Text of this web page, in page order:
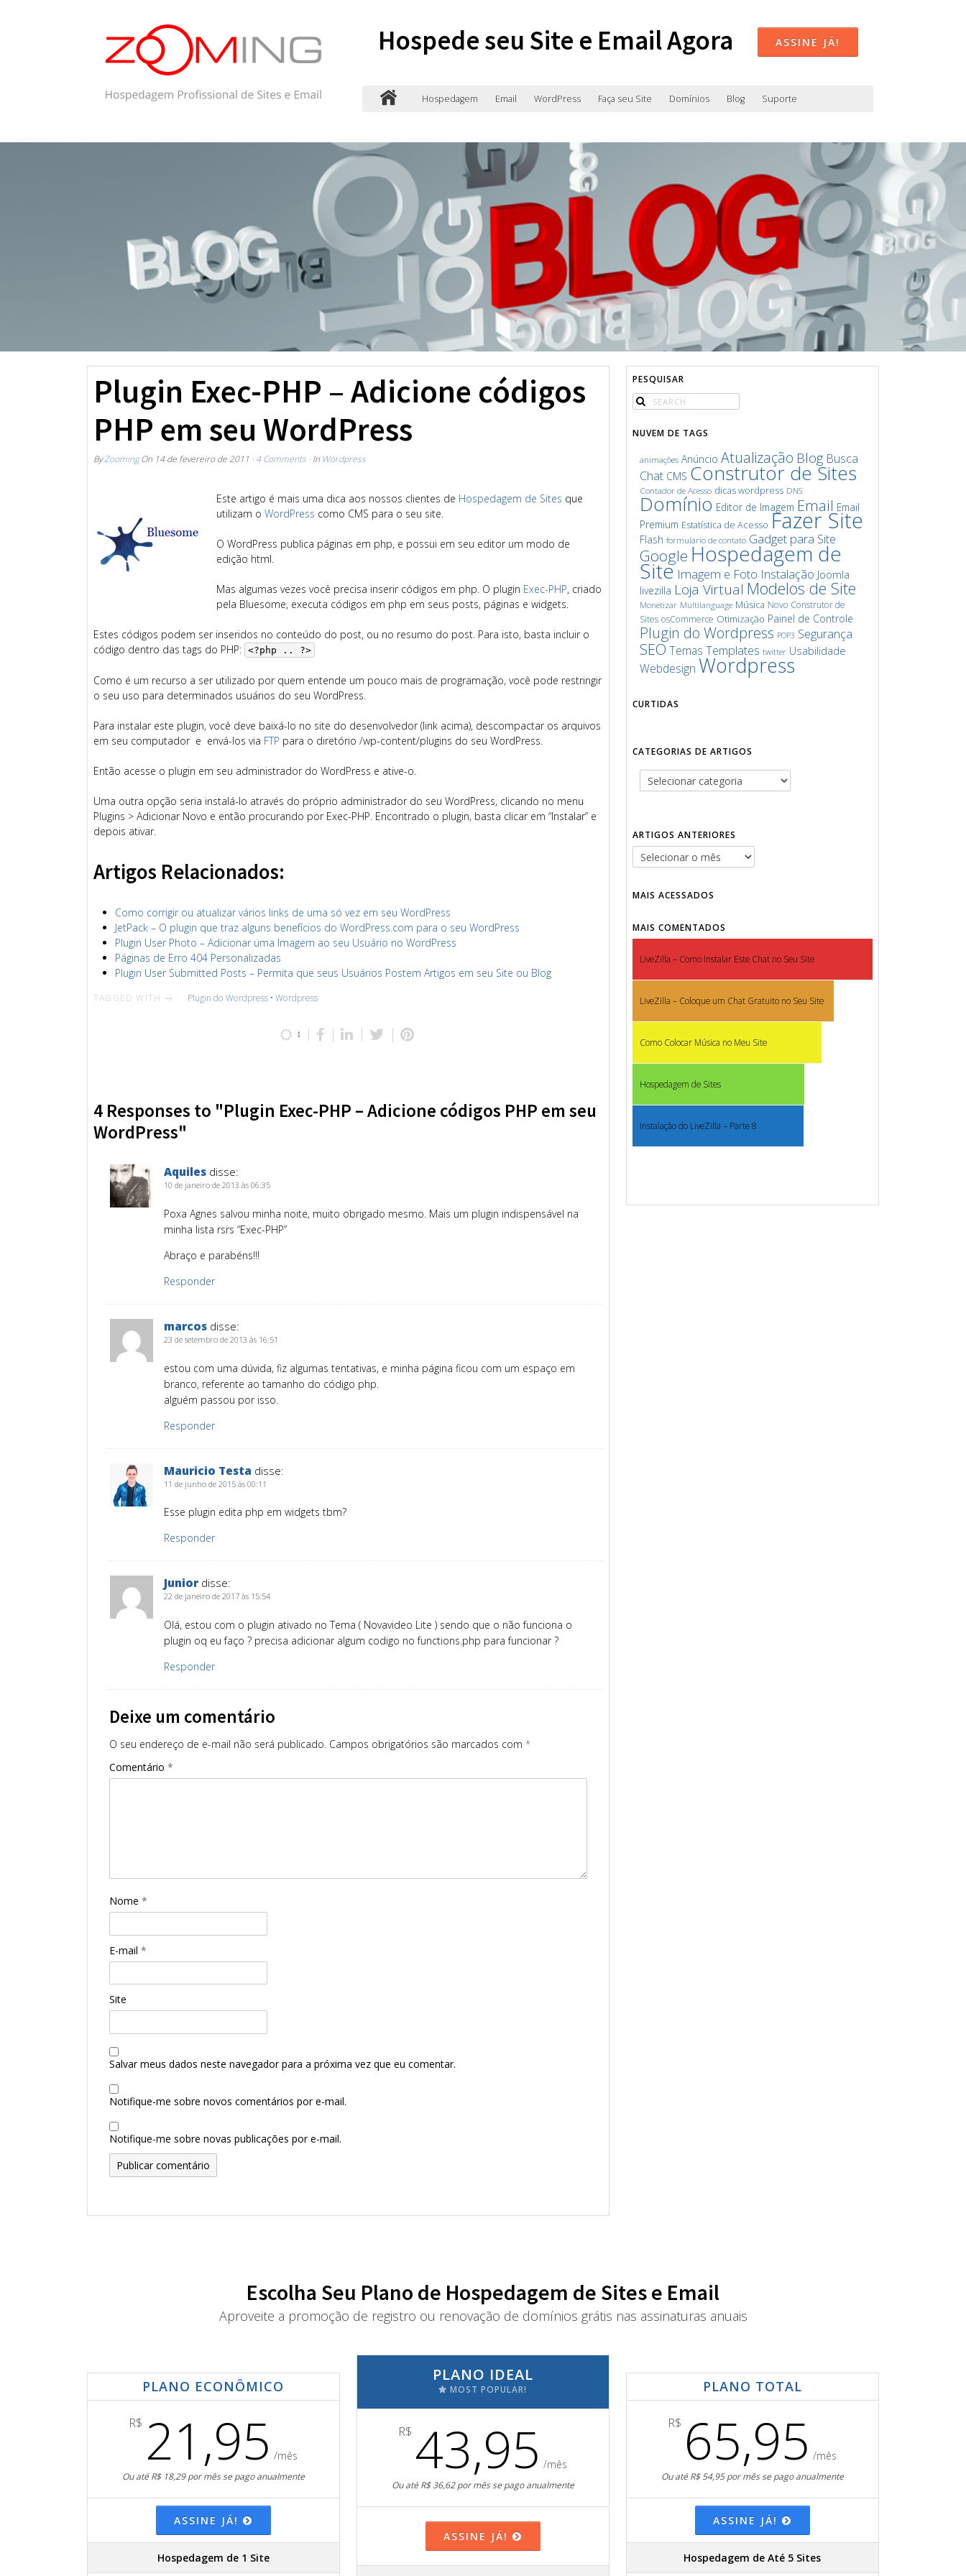
Hospede seu Site e Email Agora ASSINE JÁ!
Hospedagem Email WordPress Faça seu Site Domínios Blog Suporte
Plugin Exec-PHP – Adicione códigos
PHP em seu WordPress
ByZoomingOn 14 de fevereiro de 2011 · 4 Comments · In Wordpress
Este artigo é mais uma dica aos nossos clientes de Hospedagem de Sites que
utilizam o WordPress como CMS para o seu site.
O WordPress publica páginas em php, e possui em seu editor um modo de
edição html.
Mas algumas vezes você precisa inserir códigos em php. O plugin Exec-PHP, criado
pela Bluesome, executa códigos em php em seus posts, páginas e widgets.
Estes códigos podem ser inseridos no conteúdo do post, ou no resumo do post. Para isto, basta incluir o
código dentro das tags do PHP: <?php .. ?>
Como é um recurso a ser utilizado por quem entende um pouco mais de programação, você pode restringir
o seu uso para determinados usuários do seu WordPress.
Para instalar este plugin, você deve baixá-lo no site do desenvolvedor (link acima), descompactar os arquivos
em seu computador e envá-los via FTP para o diretório /wp-content/plugins do seu WordPress.
Então acesse o plugin em seu administrador do WordPress e ative-o.
Uma outra opção seria instalá-lo através do próprio administrador do seu WordPress, clicando no menu
Plugins > Adicionar Novo e então procurando por Exec-PHP. Encontrado o plugin, basta clicar em “Instalar” e
depois ativar.
Artigos Relacionados:
Como corrigir ou atualizar vários links de uma só vez em seu WordPress
JetPack – O plugin que traz alguns benefícios do WordPress.com para o seu WordPress
Plugin User Photo – Adicionar uma Imagem ao seu Usuário no WordPress
Páginas de Erro 404 Personalizadas
Plugin User Submitted Posts – Permita que seus Usuários Postem Artigos em seu Site ou Blog
TAGGED WITH → Plugin do Wordpress• Wordpress
1
4 Responses to "Plugin Exec-PHP – Adicione códigos PHP em seu
WordPress"
Aquiles disse:
10 de janeiro de 2013 às 06:35
Poxa Agnes salvou minha noite, muito obrigado mesmo. Mais um plugin indispensável na
minha lista rsrs “Exec-PHP”
Abraço e parabéns!!!
Responder
marcos disse:
23 de setembro de 2013 às 16:51
estou com uma dúvida, fiz algumas tentativas, e minha página ficou com um espaço em
branco, referente ao tamanho do código php.
alguém passou por isso.
Responder
Mauricio Testa disse:
11 de junho de 2015 às 00:11
Esse plugin edita php em widgets tbm?
Responder
Junior disse:
22 de janeiro de 2017 às 15:54
Olá, estou com o plugin ativado no Tema ( Novavideo Lite ) sendo que o não funciona o
plugin oq eu faço ? precisa adicionar algum codigo no functions.php para funcionar ?
Responder
Deixe um comentário
O seu endereço de e-mail não será publicado. Campos obrigatórios são marcados com *
Comentário *
Nome *
E-mail *
Site
Salvar meus dados neste navegador para a próxima vez que eu comentar.
Notifique-me sobre novos comentários por e-mail.
Notifique-me sobre novas publicações por e-mail.
PESQUISAR
NUVEM DE TAGS
animações Anúncio Atualização Blog Busca
Chat CMS Construtor de Sites
Contador de Acesso dicas wordpress DNS
Domínio Editor de Imagem Email Email
Premium Estatística de Acesso Fazer Site
Flash formulário de contato Gadget para Site
Google Hospedagem de
Site Imagem e Foto Instalação Joomla
livezilla Loja Virtual Modelos de Site
Monetizar Multilanguage Música Novo Construtor de
Sites osCommerce Otimização Painel de Controle
Plugin do Wordpress POP3 Segurança
SEO Temas Templates twitter Usabilidade
Webdesign Wordpress
CURTIDAS
CATEGORIAS DE ARTIGOS
ARTIGOS ANTERIORES
MAIS ACESSADOS
MAIS COMENTADOS
LiveZilla – Como Instalar Este Chat no Seu Site
LiveZilla – Coloque um Chat Gratuito no Seu Site
Como Colocar Música no Meu Site
Hospedagem de Sites
Instalação do LiveZilla – Parte 8
Escolha Seu Plano de Hospedagem de Sites e Email
Aproveite a promoção de registro ou renovação de domínios grátis nas assinaturas anuais
PLANO ECONÔMICO
R$ 21,95 /mês
Ou até R$ 18,29 por mês se pago anualmente
ASSINE JÁ!
Hospedagem de 1 Site
PLANO IDEAL
MOST POPULAR!
R$ 43,95 /mês
Ou até R$ 36,62 por mês se pago anualmente
ASSINE JÁ!
PLANO TOTAL
R$ 65,95 /mês
Ou até R$ 54,95 por mês se pago anualmente
ASSINE JÁ!
Hospedagem de Até 5 Sites